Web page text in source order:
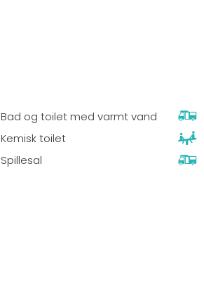
Bad og toilet med varmt vand
Kemisk toilet
Spillesal